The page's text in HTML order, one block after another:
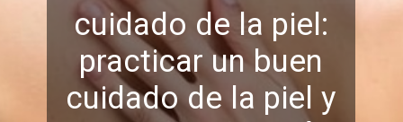
cuidado de la piel:
practicar un buen
cuidado de la piel y